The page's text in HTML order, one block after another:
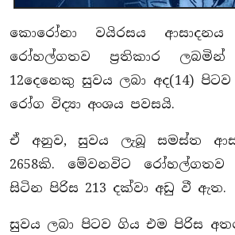
කොරෝනා වයිරසය
රෝහල්ගතව ප්‍රතිකාර
12දෙනෙකු සුවය ලබා අද(14)
රෝග විද්‍යා අංශය පවසයි.
ඒ අනුව, සුවය ලැබූ සමස්ත
2658කි. මේවනවිට රෝහල්ගතව
සිටින පිරිස 213 දක්වා අඩු වී ඇත.
සුවය ලබා පිටව ගිය එම පිරිස